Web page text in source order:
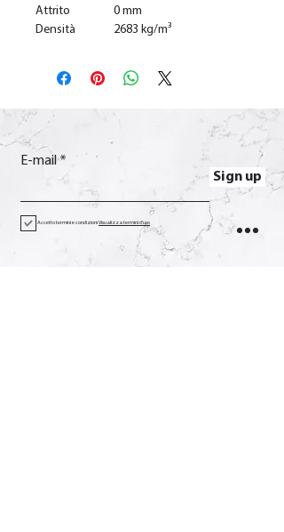
Attrito
0 mm
Densità
2683 kg/m³
E-mail
Sign up
Accetto termini e condizioniVisualizza termini d'uso